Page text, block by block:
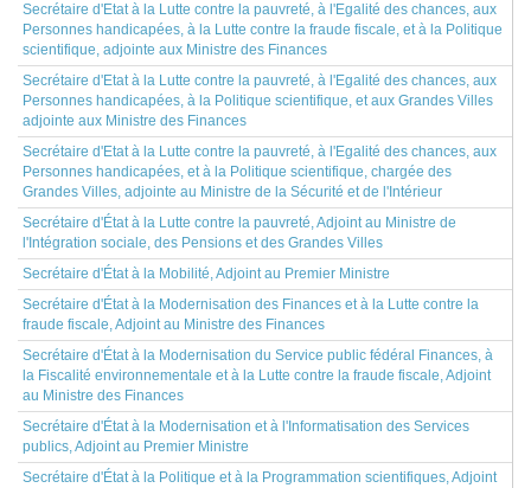
Secrétaire d'Etat à la Lutte contre la pauvreté, à l'Egalité des chances, aux
Personnes handicapées, à la Lutte contre la fraude fiscale, et à la Politique
scientifique, adjointe aux Ministre des Finances
Secrétaire d'Etat à la Lutte contre la pauvreté, à l'Egalité des chances, aux
Personnes handicapées, à la Politique scientifique, et aux Grandes Villes
adjointe aux Ministre des Finances
Secrétaire d'Etat à la Lutte contre la pauvreté, à l'Egalité des chances, aux
Personnes handicapées, et à la Politique scientifique, chargée des
Grandes Villes, adjointe au Ministre de la Sécurité et de l'Intérieur
Secrétaire d'État à la Lutte contre la pauvreté, Adjoint au Ministre de
l'Intégration sociale, des Pensions et des Grandes Villes
Secrétaire d'État à la Mobilité, Adjoint au Premier Ministre
Secrétaire d'État à la Modernisation des Finances et à la Lutte contre la
fraude fiscale, Adjoint au Ministre des Finances
Secrétaire d'État à la Modernisation du Service public fédéral Finances, à
la Fiscalité environnementale et à la Lutte contre la fraude fiscale, Adjoint
au Ministre des Finances
Secrétaire d'État à la Modernisation et à l'Informatisation des Services
publics, Adjoint au Premier Ministre
Secrétaire d'État à la Politique et à la Programmation scientifiques, Adjoint